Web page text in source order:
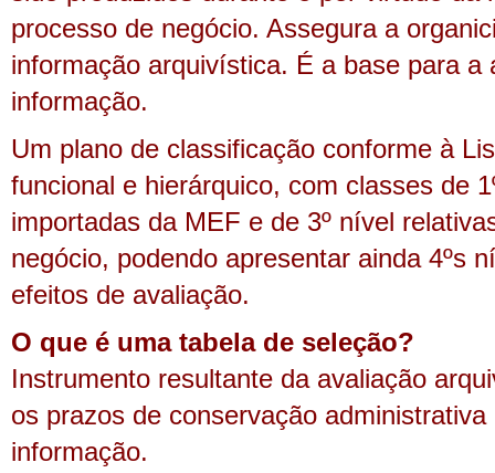
processo de negócio. Assegura a
informação arquivística. É a base para a
informação.
Um plano de classificação conforme à
funcional e hierárquico, com classes de
importadas da MEF e de 3º nível
negócio, podendo apresentar ainda 4ºs
efeitos de avaliação.
O que é uma tabela de seleção?
Instrumento resultante da avaliação
os prazos de conservação
informação.